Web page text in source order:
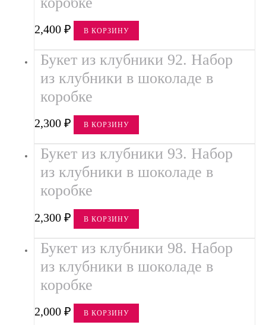
Клубника с цветами в шляпной коробке
2,400₽ В КОРЗИНУ
Букет из клубники 92. Набор
из клубники в шоколаде в
коробке
2,300₽ В КОРЗИНУ
Букет из клубники 93. Набор
из клубники в шоколаде в
коробке
2,300₽ В КОРЗИНУ
Букет из клубники 98. Набор
из клубники в шоколаде в
коробке
2,000₽ В КОРЗИНУ